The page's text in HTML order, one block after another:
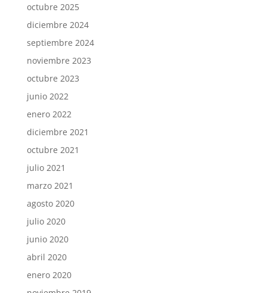
octubre 2025
diciembre 2024
septiembre 2024
noviembre 2023
octubre 2023
junio 2022
enero 2022
diciembre 2021
octubre 2021
julio 2021
marzo 2021
agosto 2020
julio 2020
junio 2020
abril 2020
enero 2020